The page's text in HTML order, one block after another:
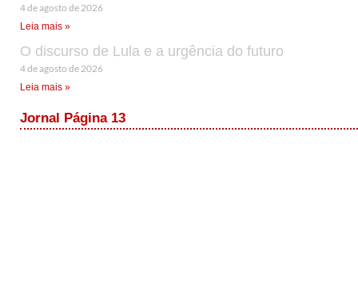
4 de agosto de 2026
Leia mais »
O discurso de Lula e a urgência do futuro
4 de agosto de 2026
Leia mais »
Jornal Página 13